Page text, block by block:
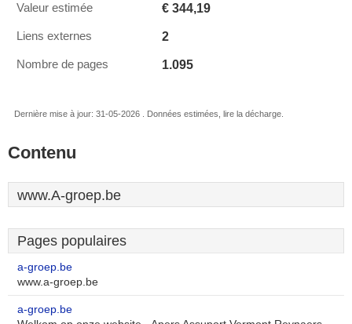
Valeur estimée € 344,19
Liens externes 2
Nombre de pages 1.095
Dernière mise à jour: 31-05-2026 . Données estimées, lire la décharge.
Contenu
www.A-groep.be
Pages populaires
a-groep.be
www.a-groep.be
a-groep.be